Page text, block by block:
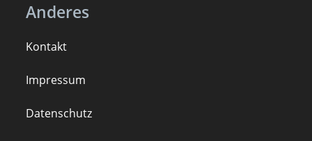
Anderes
Kontakt
Impressum
Datenschutz